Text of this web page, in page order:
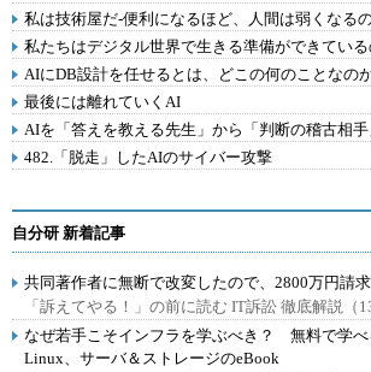
私は技術屋だ-便利になるほど、人間は弱くなる
私たちはデジタル世界で生きる準備ができている
AIにDB設計を任せるとは、どこの何のことなの
最後には離れていくAI
AIを「答えを教える先生」から「判断の稽古相
482.「脱走」したAIのサイバー攻撃
自分研 新着記事
共同著作者に無断で改変したので、2800万円請
「訴えてやる！」の前に読む IT訴訟 徹底解説（
なぜ若手こそインフラを学ぶべき？ 無料で学べ
Linux、サーバ＆ストレージのeBook